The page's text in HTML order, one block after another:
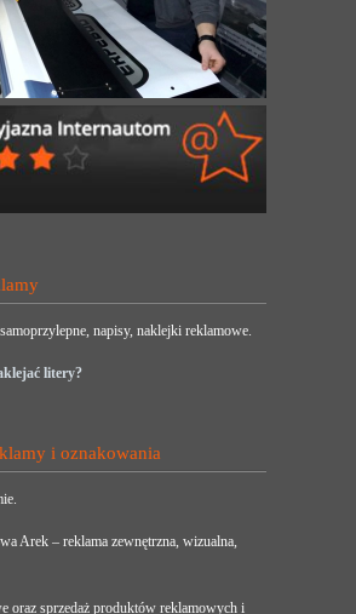
napisy, naklejki reklamowe.
litery?
i oznakowania
Arek – reklama zewnętrzna, wizualna,
oraz sprzedaż produktów reklamowych i